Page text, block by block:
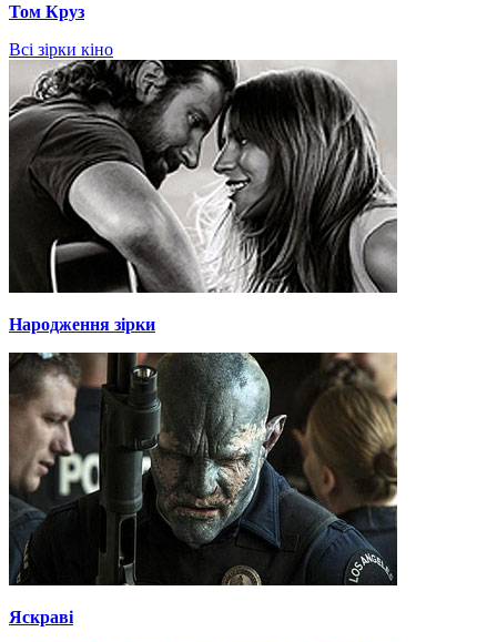
Том Круз
Всі зірки кіно
Народження зірки
Яскраві